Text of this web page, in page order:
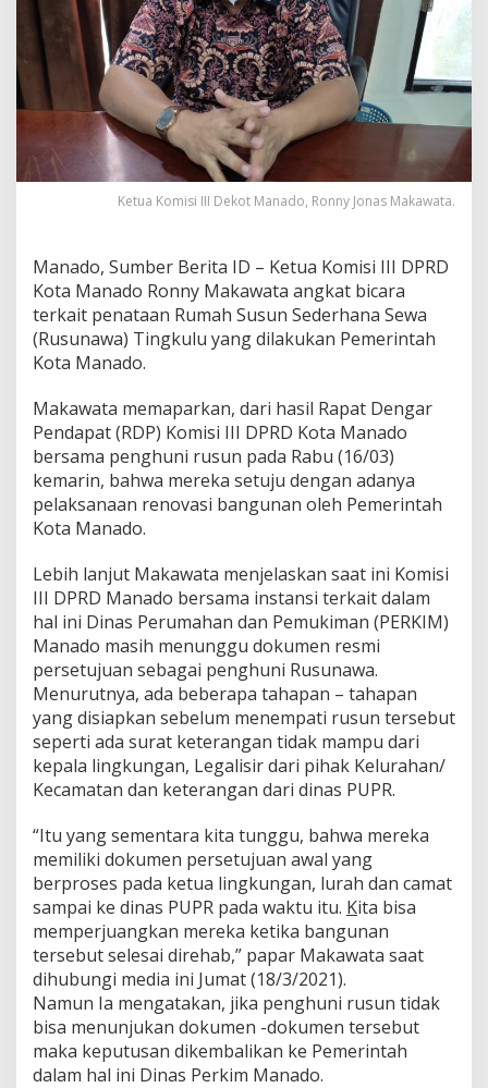
u
l
u
,
R
o
n
a
w
a
t
a
:
r
g
a
S
e
t
U
n
t
u
D
i
l
a
u
k
n
R
e
n
o
v
a
s
Ketua Komisi III Dekot Manado, Ronny Jonas Makawata.
Manado, Sumber Berita ID – Ketua Komisi III DPRD
Kota Manado Ronny Makawata angkat bicara
terkait penataan Rumah Susun Sederhana Sewa
(Rusunawa) Tingkulu yang dilakukan Pemerintah
Kota Manado.
Makawata memaparkan, dari hasil Rapat Dengar
Pendapat (RDP) Komisi III DPRD Kota Manado
bersama penghuni rusun pada Rabu (16/03)
kemarin, bahwa mereka setuju dengan adanya
pelaksanaan renovasi bangunan oleh Pemerintah
Kota Manado.
Lebih lanjut Makawata menjelaskan saat ini Komisi
III DPRD Manado bersama instansi terkait dalam
hal ini Dinas Perumahan dan Pemukiman (PERKIM)
Manado masih menunggu dokumen resmi
persetujuan sebagai penghuni Rusunawa.
Menurutnya, ada beberapa tahapan – tahapan
yang disiapkan sebelum menempati rusun tersebut
seperti ada surat keterangan tidak mampu dari
kepala lingkungan, Legalisir dari pihak Kelurahan/
Kecamatan dan keterangan dari dinas PUPR.
“Itu yang sementara kita tunggu, bahwa mereka
memiliki dokumen persetujuan awal yang
berproses pada ketua lingkungan, lurah dan camat
sampai ke dinas PUPR pada waktu itu. Kita bisa
memperjuangkan mereka ketika bangunan
tersebut selesai direhab,” papar Makawata saat
dihubungi media ini Jumat (18/3/2021).
Namun Ia mengatakan, jika penghuni rusun tidak
bisa menunjukan dokumen -dokumen tersebut
maka keputusan dikembalikan ke Pemerintah
dalam hal ini Dinas Perkim Manado.